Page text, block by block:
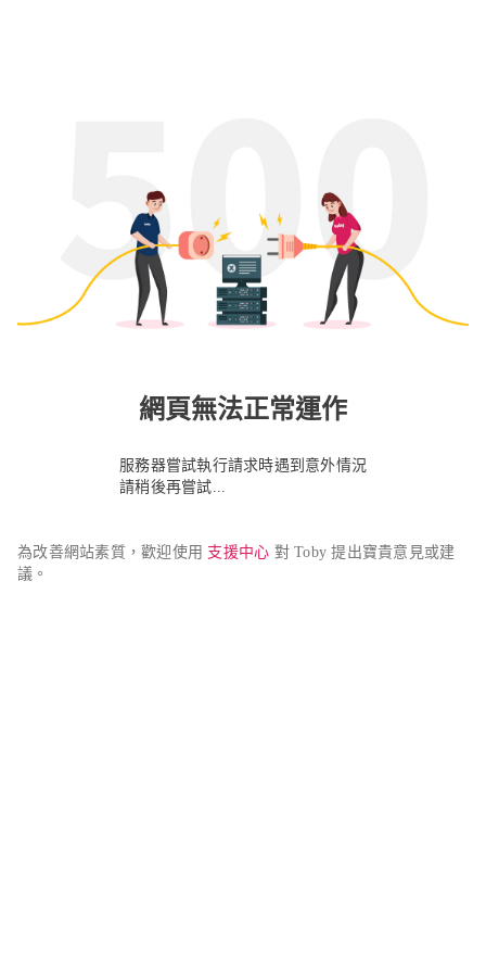
網頁無法正常運作
服務器嘗試執行請求時遇到意外情況
請稍後再嘗試...
為改善網站素質，歡迎使用 支援中心 對 Toby 提出寶貴意見或建
議。